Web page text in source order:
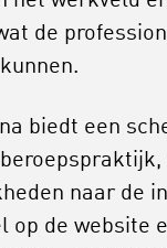
de
biedt een
naar de
op de website